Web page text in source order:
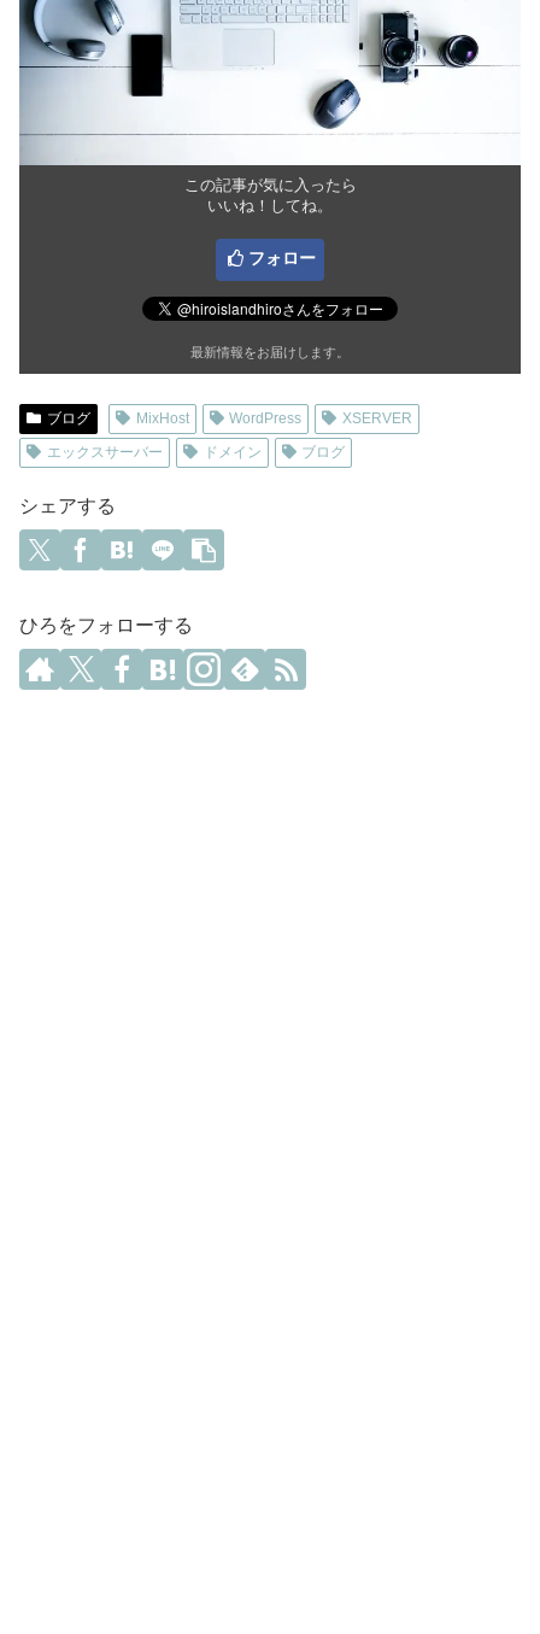
この記事が気に入ったら
いいね！してね。
フォロー
最新情報をお届けします。
ブログ MixHost WordPress
XSERVER
エックスサーバー
ドメイン ブログ
シェアする
ひろをフォローする